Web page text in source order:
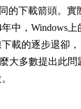
的下載箭頭。實
中，Windows上
載的逐步退卻，
大多數提出此問